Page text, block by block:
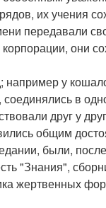
их учения
передавали
они
у
в
друг у
общим
были,
"Знания",
жертвенных